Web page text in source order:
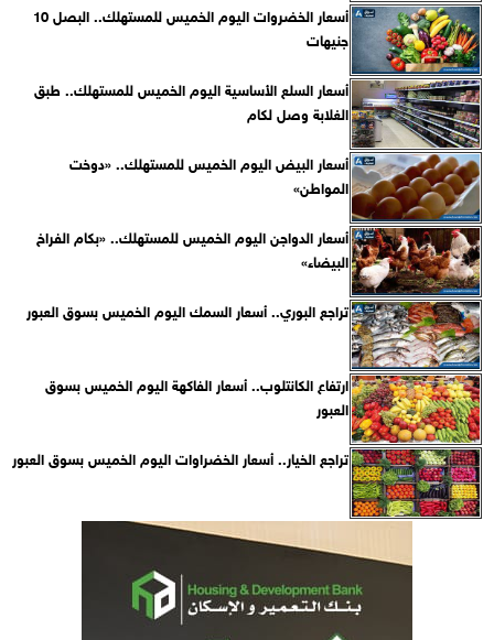
أسعار الخضروات اليوم الخميس للمستهلك.. البصل 10
جنيهات
أسعار السلع الأساسية اليوم الخميس للمستهلك.. طبق
الغلابة وصل لكام
أسعار البيض اليوم الخميس للمستهلك.. «دوخت
المواطن»
أسعار الدواجن اليوم الخميس للمستهلك.. «بكام الفراخ
البيضاء»
تراجع البوري.. أسعار السمك اليوم الخميس بسوق العبور
ارتفاع الكانتلوب.. أسعار الفاكهة اليوم الخميس بسوق
العبور
تراجع الخيار.. أسعار الخضراوات اليوم الخميس بسوق العبور